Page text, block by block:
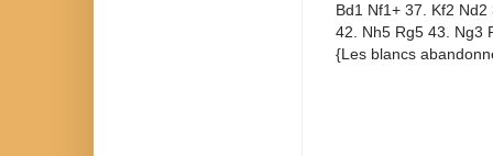
Bd1 Nf1+ 37. Kf2
42. Nh5 Rg5 43. Ng3
{Les blancs